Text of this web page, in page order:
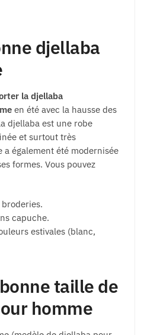
djellaba
la djellaba
en été avec la hausse des
djellaba est une robe
et surtout très
également été modernisée
formes. Vous pouvez
capuche.
estivales (blanc,
taille de
homme